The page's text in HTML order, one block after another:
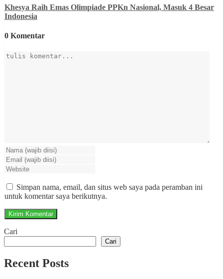
Khesya Raih Emas Olimpiade PPKn Nasional, Masuk 4 Besar
Indonesia
0 Komentar
Simpan nama, email, dan situs web saya pada peramban ini
untuk komentar saya berikutnya.
Cari
Cari
Recent Posts